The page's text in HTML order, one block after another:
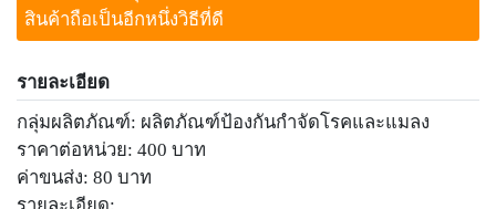
สินค้าถือเป็นอีกหนึ่งวิธีที่ดี
รายละเอียด
กลุ่มผลิตภัณฑ์: ผลิตภัณฑ์ป้องกันกำจัดโรคและแมลง
ราคาต่อหน่วย: 400 บาท
ค่าขนส่ง: 80 บาท